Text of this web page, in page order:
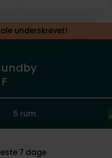
underskrevet!
5 rum